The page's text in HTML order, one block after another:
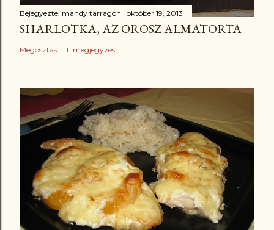
Bejegyezte: mandy tarragon október 19, 2013
SHARLOTKA, AZ OROSZ ALMATORTA
Megosztás 11 megjegyzés